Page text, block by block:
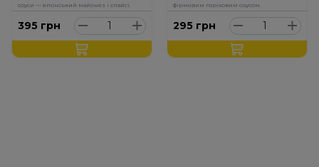
соуси — японський майонез і спайсі.
395 грн
фірмовим горіховим соусом.
295 грн